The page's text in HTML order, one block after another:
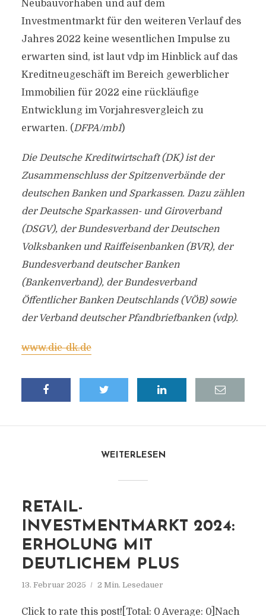
Neubauvorhaben und auf dem
Investmentmarkt für den weiteren Verlauf des
Jahres 2022 keine wesentlichen Impulse zu
erwarten sind, ist laut vdp im Hinblick auf das
Kreditneugeschäft im Bereich gewerblicher
Immobilien für 2022 eine rückläufige
Entwicklung im Vorjahresvergleich zu
erwarten. (DFPA/mb1)
Die Deutsche Kreditwirtschaft (DK) ist der
Zusammenschluss der Spitzenverbände der
deutschen Banken und Sparkassen. Dazu zählen
der Deutsche Sparkassen- und Giroverband
(DSGV), der Bundesverband der Deutschen
Volksbanken und Raiffeisenbanken (BVR), der
Bundesverband deutscher Banken
(Bankenverband), der Bundesverband
Öffentlicher Banken Deutschlands (VÖB) sowie
der Verband deutscher Pfandbriefbanken (vdp).
www.die-dk.de
WEITERLESEN
RETAIL-
INVESTMENTMARKT 2024:
ERHOLUNG MIT
DEUTLICHEM PLUS
13. Februar 2025 2 Min. Lesedauer
Click to rate this post![Total: 0 Average: 0]Nach